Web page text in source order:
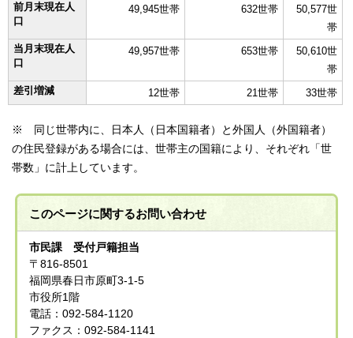
前月末現在人
口
49,945世帯 632世帯
50,577世
帯
当月末現在人
口
49,957世帯 653世帯
50,610世
帯
差引増減
12世帯 21世帯 33世帯
※ 同じ世帯内に、日本人（日本国籍者）と外国人（外国籍者）
の住民登録がある場合には、世帯主の国籍により、それぞれ「世
帯数」に計上しています。
このページに関するお問い合わせ
市民課 受付戸籍担当
〒816-8501
福岡県春日市原町3-1-5
市役所1階
電話：092-584-1120
ファクス：092-584-1141